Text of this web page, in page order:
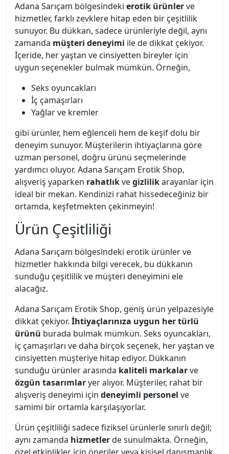
Adana Sarıçam bölgesindeki erotik ürünlerve
hizmetler, farklı zevklere hitap eden bir çeşitlilik
sunuyor. Bu dükkan, sadece ürünleriyle değil, aynı
zamanda müşteri deneyimi ile de dikkat çekiyor.
İçeride, her yaştan ve cinsiyetten bireyler için
uygun seçenekler bulmak mümkün. Örneğin,
Seks oyuncakları
İç çamaşırları
Yağlar ve kremler
gibi ürünler, hem eğlenceli hem de keşif dolu bir
deneyim sunuyor. Müşterilerin ihtiyaçlarına göre
uzman personel, doğru ürünü seçmelerinde
yardımcı oluyor. Adana Sarıçam Erotik Shop,
alışveriş yaparken rahatlıkvegizlilikarayanlar için
ideal bir mekan. Kendinizi rahat hissedeceğiniz bir
ortamda, keşfetmekten çekinmeyin!
Ürün Çeşitliliği
Adana Sarıçam bölgesindeki erotik ürünler ve
hizmetler hakkında bilgi verecek, bu dükkanın
sunduğu çeşitlilik ve müşteri deneyimini ele
alacağız.
Adana Sarıçam Erotik Shop, geniş ürün yelpazesiyle
dikkat çekiyor. İhtiyaçlarınıza uygun her türlü
ürünü burada bulmak mümkün. Seks oyuncakları,
iç çamaşırları ve daha birçok seçenek, her yaştan ve
cinsiyetten müşteriye hitap ediyor. Dükkanın
sunduğu ürünler arasında kaliteli markalarve
özgün tasarımlaryer alıyor. Müşteriler, rahat bir
alışveriş deneyimi için deneyimli personel ve
samimi bir ortamla karşılaşıyorlar.
Ürün çeşitliliği sadece fiziksel ürünlerle sınırlı değil;
aynı zamanda hizmetlerde sunulmakta. Örneğin,